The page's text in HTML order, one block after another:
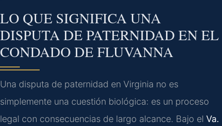
LO QUE SIGNIFICA UNA
DISPUTA DE PATERNIDAD EN EL
CONDADO DE FLUVANNA
Una disputa de paternidad en Virginia no es
simplemente una cuestión biológica: es un proceso
legal con consecuencias de largo alcance. Bajo el Va.